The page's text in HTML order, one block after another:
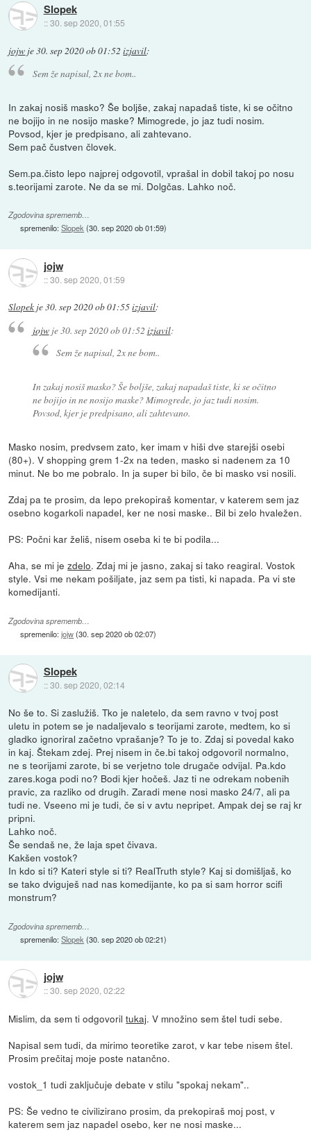
Slopek
::30. sep 2020, 01:55
jojw je30. sep 2020 ob 01:52 izjavil:
Sem že napisal, 2x ne bom..
In zakaj nosiš masko? Še boljše, zakaj napadaš tiste, ki se očitno
ne bojijo in ne nosijo maske? Mimogrede, jo jaz tudi nosim.
Povsod, kjer je predpisano, ali zahtevano.
Sem pač čustven človek.
Sem.pa.čisto lepo najprej odgovotil, vprašal in dobil takoj po nosu
s.teorijami zarote. Ne da se mi. Dolgčas. Lahko noč.
Zgodovina sprememb…
spremenilo:Slopek(30. sep 2020 ob 01:59)
jojw
::30. sep 2020, 01:59
Slopek je30. sep 2020 ob 01:55izjavil:
jojwje30. sep 2020 ob 01:52 izjavil:
Sem že napisal, 2x ne bom..
In zakaj nosiš masko? Še boljše, zakaj napadaš tiste, ki se očitno
ne bojijo in ne nosijo maske? Mimogrede, jo jaz tudi nosim.
Povsod, kjer je predpisano, ali zahtevano.
Masko nosim, predvsem zato, ker imam v hiši dve starejši osebi
(80+). V shopping grem 1-2x na teden, masko si nadenem za 10
minut. Ne bo me pobralo. In ja super bi bilo, če bi masko vsi nosili.
Zdaj pa te prosim, da lepo prekopiraš komentar, v katerem sem jaz
osebno kogarkoli napadel, ker ne nosi maske.. Bil bi zelo hvaležen.
PS: Počni kar želiš, nisem oseba ki te bi podila...
Aha, se mi jezdelo. Zdaj mi je jasno, zakaj si tako reagiral. Vostok
style. Vsi me nekam pošiljate, jaz sem pa tisti, ki napada. Pa vi ste
komedijanti.
Zgodovina sprememb…
spremenilo:jojw(30. sep 2020 ob 02:07)
Slopek
::30. sep 2020, 02:14
No še to. Si zaslužiš. Tko je naletelo, da sem ravno v tvoj post
uletu in potem se je nadaljevalo s teorijami zarote, medtem, ko si
gladko ignoriral začetno vprašanje? To je to. Zdaj si povedal kako
in kaj. Štekam zdej. Prej nisem in če.bi takoj odgovoril normalno,
ne s teorijami zarote, bi se verjetno tole drugače odvijal. Pa.kdo
zares.koga podi no? Bodi kjer hočeš. Jaz ti ne odrekam nobenih
pravic, za razliko od drugih. Zaradi mene nosi masko 24/7, ali pa
tudi ne. Vseeno mi je tudi, če si v avtu nepripet. Ampak dej se raj kr
pripni.
Lahko noč.
Še sendaš ne, že laja spet čivava.
Kakšen vostok?
In kdo si ti? Kateri style si ti? RealTruth style? Kaj si domišljaš, ko
se tako dviguješ nad nas komedijante, ko pa si sam horror scifi
monstrum?
Zgodovina sprememb…
spremenilo:Slopek (30. sep 2020 ob 02:21)
jojw
::30. sep 2020, 02:22
Mislim, da sem ti odgovoriltukaj. V množino sem štel tudi sebe.
Napisal sem tudi, da mirimo teoretike zarot, v kar tebe nisem štel.
Prosim prečitaj moje poste natančno.
vostok_1 tudi zaključuje debate v stilu "spokaj nekam"..
PS: Še vedno te civilizirano prosim, da prekopiraš moj post, v
katerem sem jaz napadel osebo, ker ne nosi maske...